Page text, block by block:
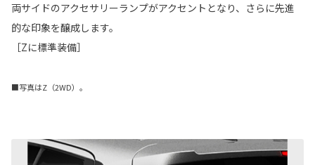
両サイドのアクセサリーランプがアクセントとなり、さらに先進
的な印象を醸成します。
［Zに標準装備］
■写真はZ（2WD）。